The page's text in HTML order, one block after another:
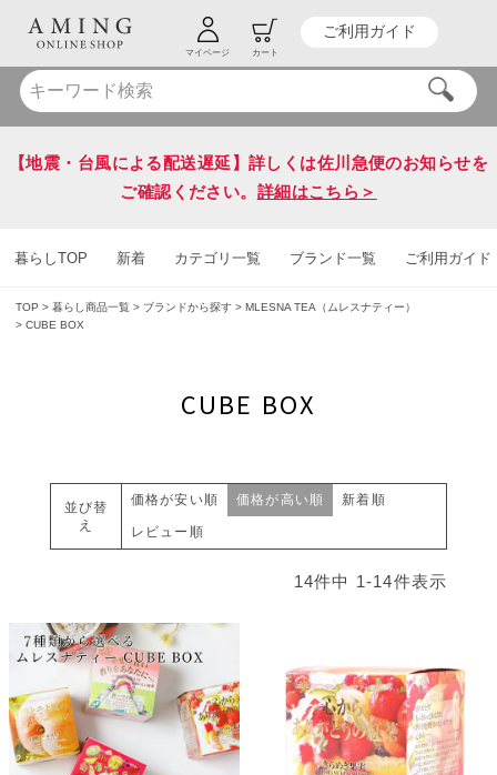
マイページ カート
ご利用ガイド
HOT KEY WORD #炭八 #送料無料
【地震・台風による配送遅延】詳しくは佐川急便のお知らせを
ご確認ください。 詳細はこちら＞
暮らしTOP 新着 カテゴリ一覧 ブランド一覧 ご利用ガイド
TOP 暮らし商品一覧 ブランドから探す
MLESNA TEA（ムレスナティー）
CUBE BOX
CUBE BOX
並び替
え
価格が安い順 価格が高い順 新着順
レビュー順
14件中 1 -14件表示